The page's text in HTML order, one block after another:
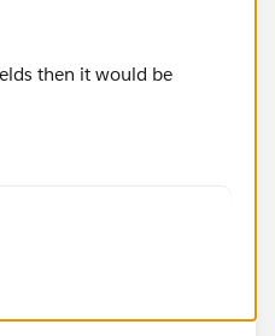
then it would be